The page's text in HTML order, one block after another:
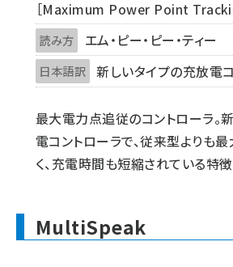
［Maximum Power Point
読み方 エム・ピー・ピー・ティー
日本語訳 新しいタイプの充放電
最大電力点追従のコントローラ。
電コントローラで、従来型よりも
く、充電時間も短縮されている特徴
MultiSpeak